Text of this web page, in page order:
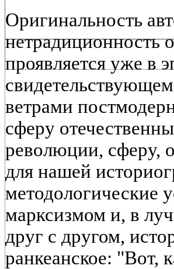
Оригинальность
нетрадиционность
проявляется уже в
ветрами
сферу
революции, сферу,
для нашей
методологические
марксизмом и, в
друг с другом,
ранкеанское: "Вот,